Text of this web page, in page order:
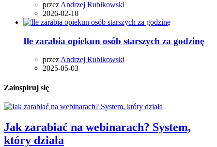
przez Andrzej Rubikowski
2026-02-10
Ile zarabia opiekun osób starszych za godzinę
przezAndrzej Rubikowski
2025-05-03
Zainspiruj się
Jak zarabiać na webinarach? System,
który działa